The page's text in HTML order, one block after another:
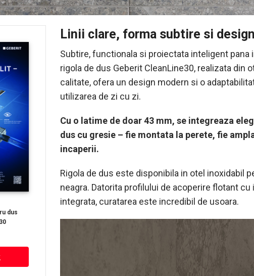
dus
Linii clare, forma subtire si
Subtire, functionala si proiectata inteligent pana
rigola de dus Geberit CleanLine30, realizata din
calitate, ofera un design modern si o
utilizarea de zi cu zi.
Cu o latime de doar 43 mm, se integreaza
dus cu gresie – fie montata la perete, fie
incaperii.
Rigola de dus este disponibila in otel inoxidabil
neagra. Datorita profilului de acoperire flotant
integrata, curatarea este incredibil de usoara.